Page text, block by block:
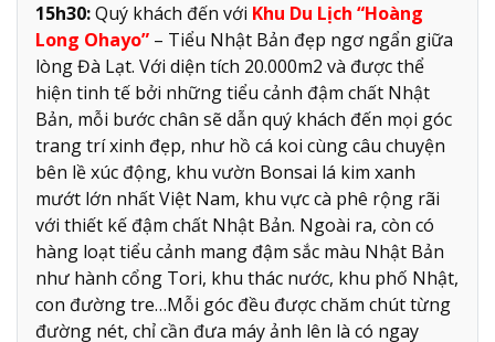
15h30:Quý khách đến với Khu Du Lịch “Hoàng
Long Ohayo” – Tiểu Nhật Bản đẹp ngơ ngẩn giữa
lòng Đà Lạt. Với diện tích 20.000m2 và được thể
hiện tinh tế bởi những tiểu cảnh đậm chất Nhật
Bản, mỗi bước chân sẽ dẫn quý khách đến mọi góc
trang trí xinh đẹp, như hồ cá koi cùng câu chuyện
bên lề xúc động, khu vườn Bonsai lá kim xanh
mướt lớn nhất Việt Nam, khu vực cà phê rộng rãi
với thiết kế đậm chất Nhật Bản. Ngoài ra, còn có
hàng loạt tiểu cảnh mang đậm sắc màu Nhật Bản
như hành cổng Tori, khu thác nước, khu phố Nhật,
con đường tre…Mỗi góc đều được chăm chút từng
đường nét, chỉ cần đưa máy ảnh lên là có ngay